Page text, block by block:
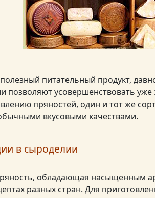
питательный продукт,
позволяют усовершенствовать
пряностей, один и тот же
вкусовыми качествами.
в сыроделии
обладающая насыщенным
разных стран. Для